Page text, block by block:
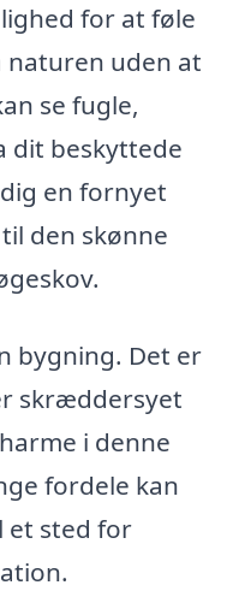
for at føle
uden at
se fugle,
beskyttede
en fornyet
den skønne
bygning. Det er
skræddersyet
i denne
fordele kan
et sted for